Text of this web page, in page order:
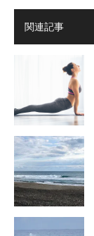
関連記事